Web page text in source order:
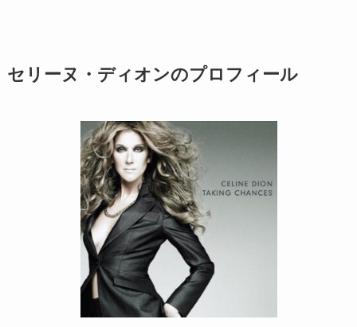
セリーヌ・ディオンのプロフィール